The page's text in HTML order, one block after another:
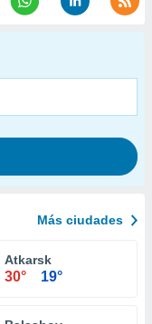
Más ciudades
Atkarsk
30° 19°